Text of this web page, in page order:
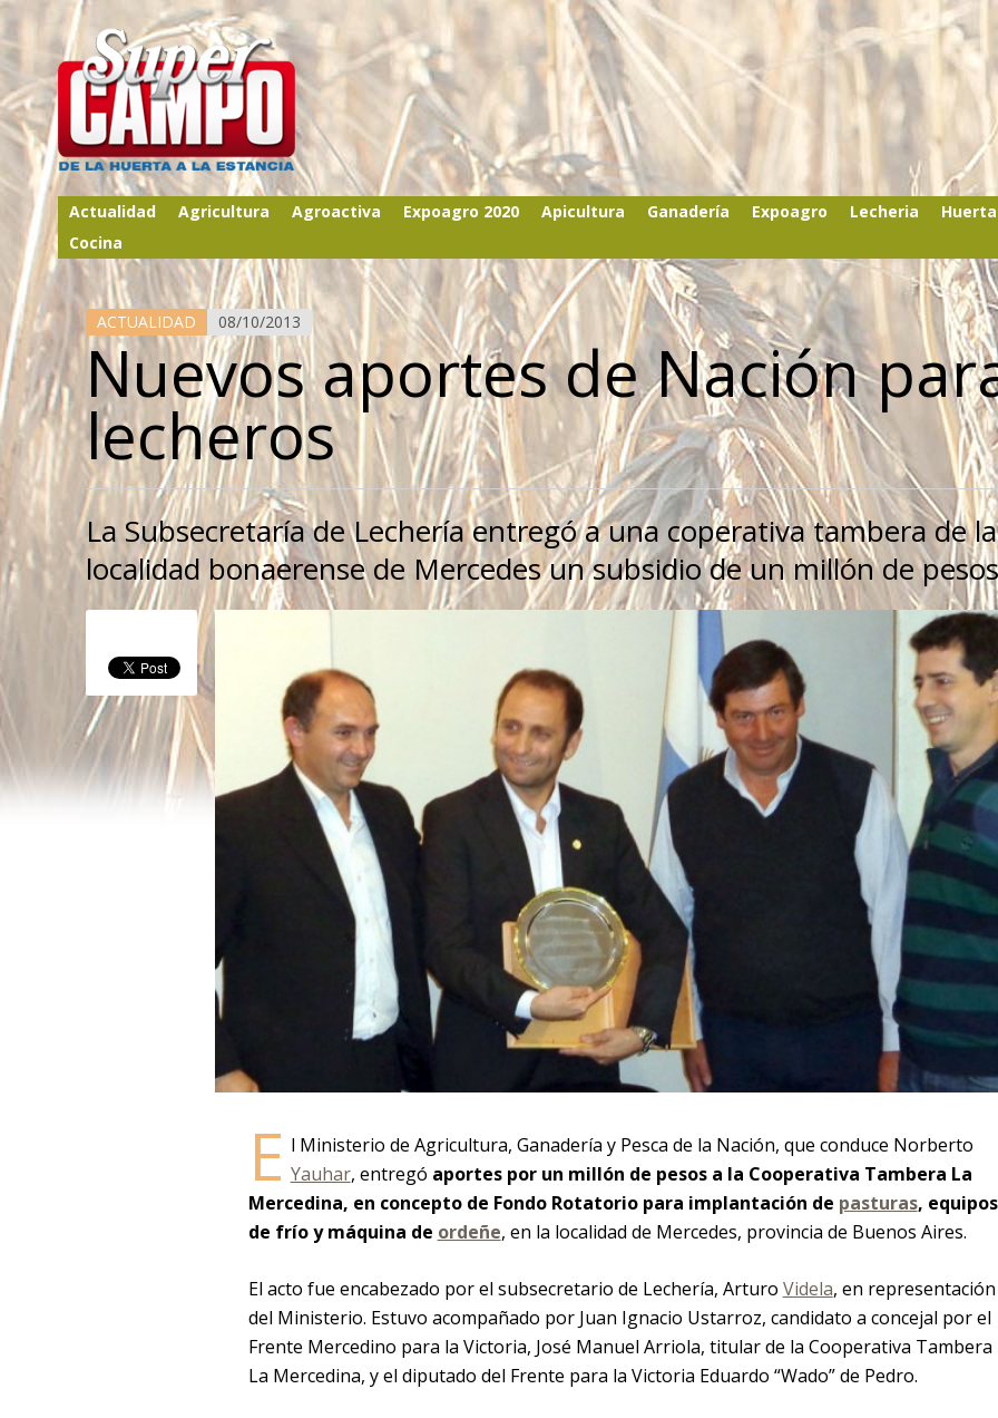
Actualidad Agricultura Agroactiva Expoagro 2020 Apicultura Ganadería Expoagro Lecheria
Cocina
ACTUALIDAD 08/10/2013
Nuevos aportes de Nación
lecheros
La Subsecretaría de Lechería entregó a una coperativa tambera de la
localidad bonaerense de Mercedes un subsidio de un millón de
E l Ministerio de Agricultura, Ganadería y Pesca de la Nación, que conduce Norberto
Yauhar, entregó aportes por un millón de pesos a la Cooperativa Tambera La
Mercedina, en concepto de Fondo Rotatorio para implantación de pasturas, equipos
de frío y máquina de ordeñe, en la localidad de Mercedes, provincia de Buenos Aires.
El acto fue encabezado por el subsecretario de Lechería, Arturo Videla, en representación
del Ministerio. Estuvo acompañado por Juan Ignacio Ustarroz, candidato a concejal por el
Frente Mercedino para la Victoria, José Manuel Arriola, titular de la Cooperativa Tambera
La Mercedina, y el diputado del Frente para la Victoria Eduardo “Wado” de Pedro.